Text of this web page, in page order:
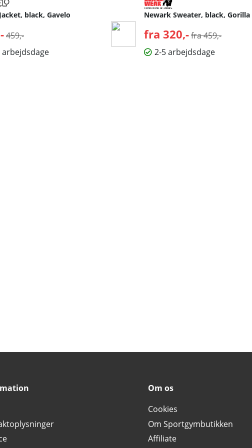
black, Gavelo
Normalpris:
459,-
arbejdsdage
Newark Sweater, black, Gorilla
fra 320,-Normalpris:
fra 459,-
2-5 arbejdsdage
Om os
Cookies
Om Sportgymbutikken
Affiliate